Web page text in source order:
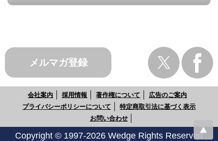
メルマガ登録
会社案内 採用情報 著作権について
広告のご案内
プライバシーポリシーについて
特定商取引法に基づく表示
お問い合わせ
Copyright © 1997-2026 Wedge Rights Reserved